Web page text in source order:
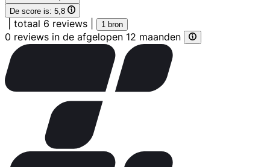
De score is: 5,8
totaal 6 reviews 1 bron
0 reviews in de afgelopen 12 maanden